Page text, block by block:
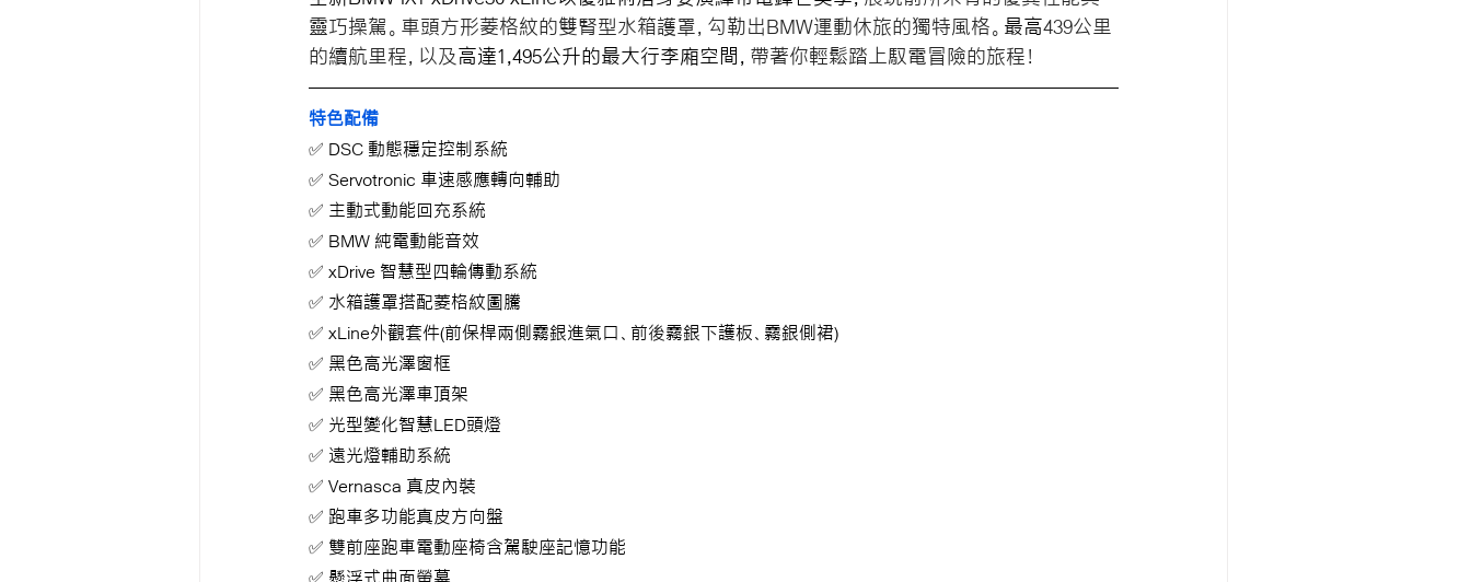
靈巧操駕。車頭方形菱格紋的雙腎型水箱護罩，勾勒出BMW運動休旅的獨特風格。 最高439公里
的續航里程，以及高達1,495公升的最大行李廂空間， 帶著你輕鬆踏上馭電冒險的旅程！
特色配備
✅ DSC 動態穩定控制系統
✅ Servotronic 車速感應轉向輔助
✅ 主動式動能回充系統
✅ BMW 純電動能音效
✅ xDrive 智慧型四輪傳動系統
✅ 水箱護罩搭配菱格紋圖騰
✅ xLine外觀套件(前保桿兩側霧銀進氣口、前後霧銀下護板、霧銀側裙)
✅ 黑色高光澤窗框
✅ 黑色高光澤車頂架
✅ 光型變化智慧LED頭燈
✅ 遠光燈輔助系統
✅ Vernasca 真皮內裝
✅ 跑車多功能真皮方向盤
✅ 雙前座跑車電動座椅含駕駛座記憶功能
✅ 懸浮式曲面螢幕